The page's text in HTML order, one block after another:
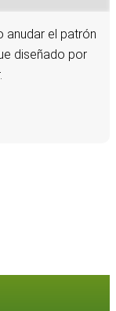
anudar el patrón
diseñado por